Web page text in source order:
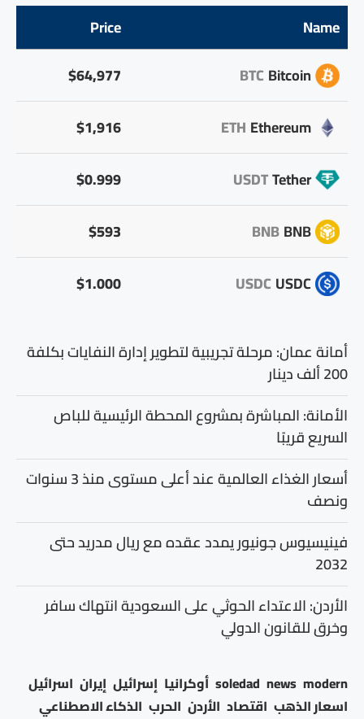
Name
Price
Bitcoin
BTC
$64,977
Ethereum
ETH
$1,916
Tether
USDT
$0.999
BNB
BNB
$593
USDC
USDC
$1.000
أمانة عمان: مرحلة تجريبية لتطوير إدارة النفايات بكلفة
200 ألف دينار
الأمانة: المباشرة بمشروع المحطة الرئيسية للباص
السريع قريبًا
أسعار الغذاء العالمية عند أعلى مستوى منذ 3 سنوات
ونصف
فينيسيوس جونيور يمدد عقده مع ريال مدريد حتى
2032
الأردن: الاعتداء الحوثي على السعودية انتهاك سافر
وخرق للقانون الدولي
modern
news
soledad أوكرانيا إسرائيل إيران اسرائيل
اسعار الذهب اقتصاد الأردن الحرب الذكاء الاصطناعي